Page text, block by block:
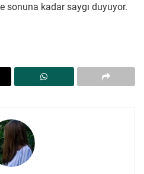
sonuna kadar saygı duyuyor.